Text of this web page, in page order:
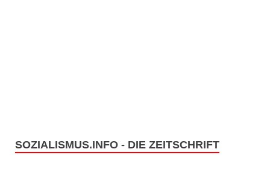
SOZIALISMUS.INFO - DIE ZEITSCHRIFT